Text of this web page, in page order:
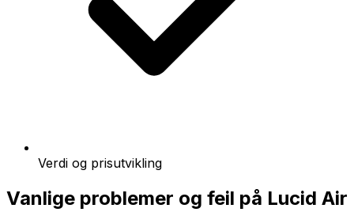
Verdi og prisutvikling
Vanlige problemer og feil på Lucid Air